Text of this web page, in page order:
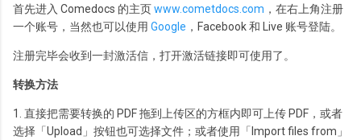
首先进入 Comedocs 的主页www.cometdocs.com ，在右上角注册
一个账号，当然也可以使用 Google ，Facebook 和 Live 账号登陆。
注册完毕会收到一封激活信，打开激活链接即可使用了。
转换方法
1. 直接把需要转换的 PDF 拖到上传区的方框内即可上传 PDF，或者
选择「Upload」按钮也可选择文件；或者使用「Import files from」